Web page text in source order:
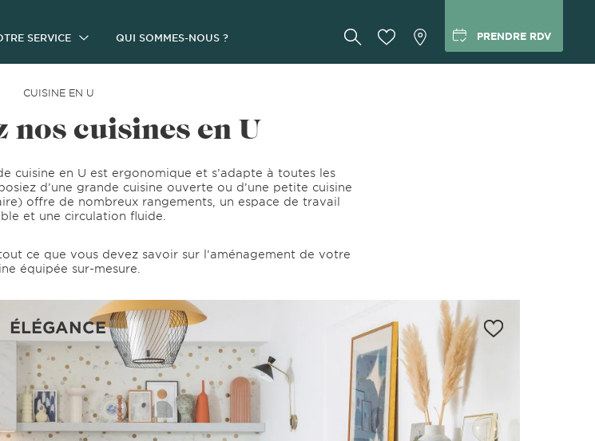
SERVICE QUI SOMMES-NOUS ? PRENDRE RDV
CUISINE EN U
nos cuisines en U
cuisine en U est ergonomique et s’adapte à toutes les
d’une grande cuisine ouverte ou d’une petite cuisine
offre de nombreux rangements, un espace de travail
et une circulation fluide.
ce que vous devez savoir sur l’aménagement de votre
équipée sur-mesure.
ÉLÉGANCE